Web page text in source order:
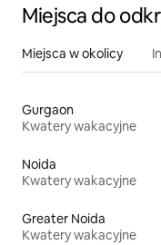
Miejsca do
Miejsca w okolicy
Gurgaon
Kwatery wakacyjne
Noida
Kwatery wakacyjne
Greater Noida
Kwatery wakacyjne